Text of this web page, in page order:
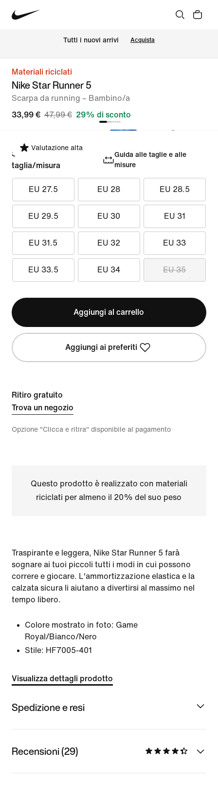
Tutti i nuovi arrivi Acquista
Materiali riciclati
Nike Star Runner 5
Scarpa da running – Bambino/a
33,99 € 47,99 € 29% di sconto
Valutazione alta
Seleziona la
taglia/misura
Guida alle taglie e alle
misure
EU 27.5 EU 28 EU 28.5
EU 29.5 EU 30 EU 31
EU 31.5 EU 32 EU 33
EU 33.5 EU 34 EU 35
Aggiungi al carrello
Aggiungi ai preferiti
Ritiro gratuito
Trova un negozio
Opzione "Clicca e ritira" disponibile al pagamento
Questo prodotto è realizzato con materiali
riciclati per almeno il 20% del suo peso
Traspirante e leggera, Nike Star Runner 5 farà
sognare ai tuoi piccoli tutti i modi in cui possono
correre e giocare. L'ammortizzazione elastica e la
calzata sicura li aiutano a divertirsi al massimo nel
tempo libero.
Colore mostrato in foto: Game
Royal/Bianco/Nero
Stile: HF7005-401
Visualizza dettagli prodotto
Spedizione e resi
Recensioni (29)